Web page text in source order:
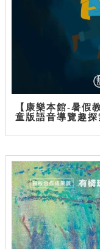
【康樂本館-暑假
童版語音導覽趣探